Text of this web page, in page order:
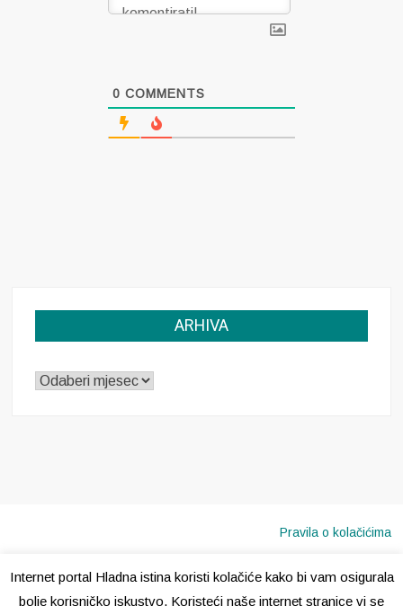
0 COMMENTS
ARHIVA
ARHIVA
Pravila o kolačićima
Internet portal Hladna istina koristi kolačiće kako bi vam osigurala
bolje korisničko iskustvo. Koristeći naše internet stranice vi se
Copyright © 2020 · Sva prava pridržana · Hladna Istina